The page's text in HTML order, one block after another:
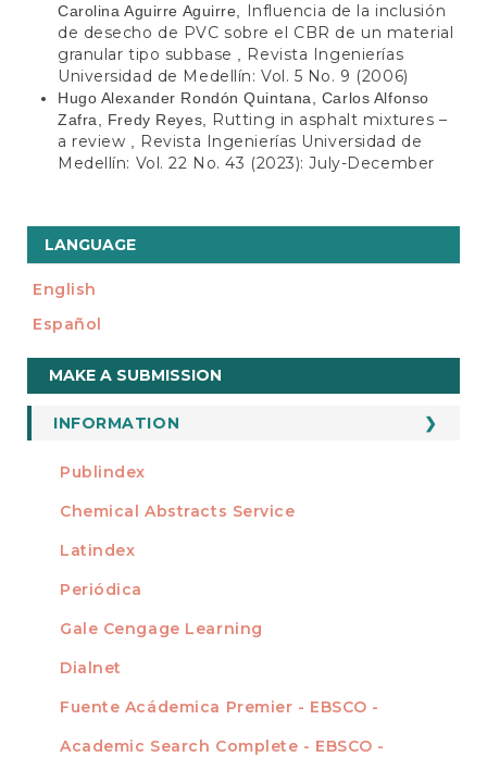
Carolina Aguirre Aguirre, Influencia de la inclusión
de desecho de PVC sobre el CBR de un material
granular tipo subbase , Revista Ingenierías
Universidad de Medellín: Vol. 5 No. 9 (2006)
Hugo Alexander Rondón Quintana, Carlos Alfonso
Zafra, Fredy Reyes, Rutting in asphalt mixtures –
a review , Revista Ingenierías Universidad de
Medellín: Vol. 22 No. 43 (2023): July-December
LANGUAGE
English
Español
Make
a
Submission
MAKE A SUBMISSION
INFORMATION
For Readers
For Librarians
INDEXADA EN
Publindex
Chemical Abstracts Service
Latindex
Periódica
Gale Cengage Learning
Dialnet
Fuente Acádemica Premier - EBSCO -
Academic Search Complete - EBSCO -